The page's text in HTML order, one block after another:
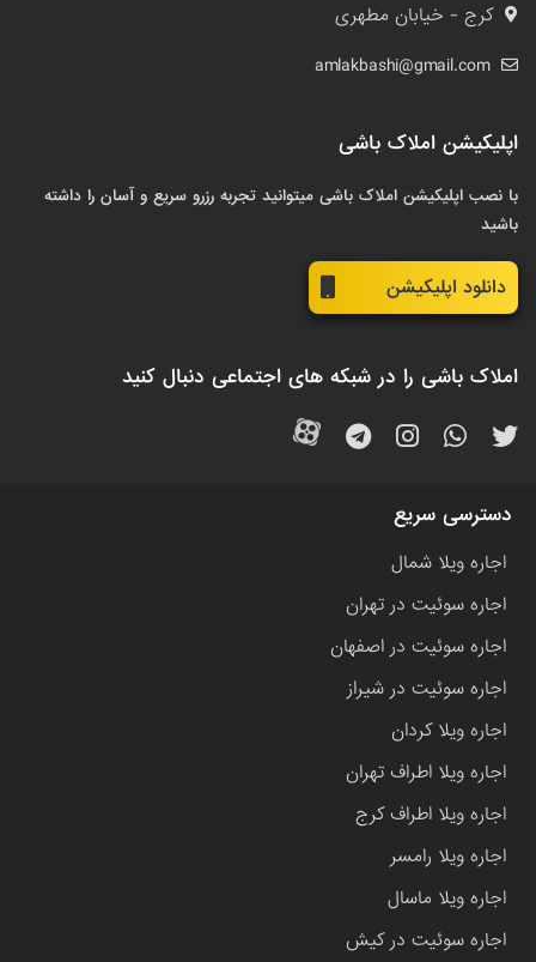
کرج - خیابان مطهری
amlakbashi@gmail.com
اپلیکیشن املاک باشی
با نصب اپلیکیشن املاک باشی میتوانید تجربه رزرو سریع و آسان را داشته
باشید
دانلود اپلیکیشن
املاک باشی را در شبکه های اجتماعی دنبال کنید
دسترسی سریع
اجاره ویلا شمال
اجاره سوئیت در تهران
اجاره سوئیت در اصفهان
اجاره سوئیت در شیراز
اجاره ویلا کردان
اجاره ویلا اطراف تهران
اجاره ویلا اطراف کرج
اجاره ویلا رامسر
اجاره ویلا ماسال
اجاره سوئیت در کیش